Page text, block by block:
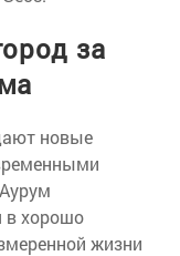
за
новые
в хорошо
жизни